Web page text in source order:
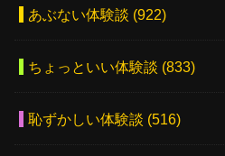
あぶない体験談 (922)
ちょっといい体験談 (833)
恥ずかしい体験談 (516)